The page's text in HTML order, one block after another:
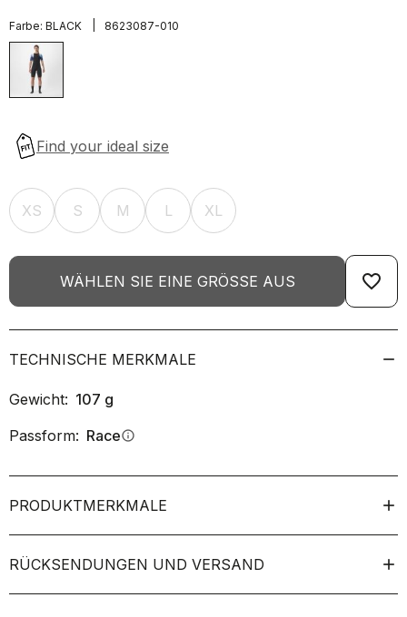
Farbe: BLACK 8623087-010
XS S M L XL
WÄHLEN SIE EINE GRÖSSE AUS favorite_border
TECHNISCHE MERKMALE
Gewicht: 107 g
Passform: Raceinfo
PRODUKTMERKMALE
RÜCKSENDUNGEN UND VERSAND